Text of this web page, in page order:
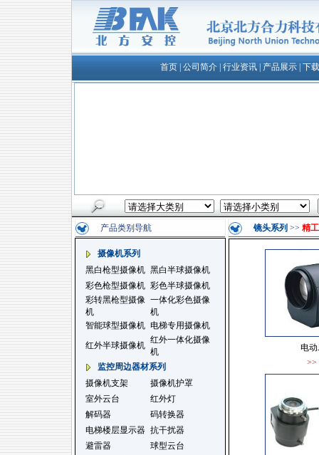
首页| 公司简介| 行业资讯| 产品展示| 下
产品类别导航 镜头系列 >> 精
电
>>
摄像机系列
黑白枪型摄像机 黑白半球摄像机
彩色枪型摄像机 彩色半球摄像机
彩转黑枪型摄像
机
一体化彩色摄像
机
智能球型摄像机 电梯专用摄像机
红外半球摄像机
红外一体化摄像
机
监控周边器材系列
摄像机支架
摄像机护罩
室外云台
红外灯
解码器
码转换器
电梯楼层显示器 抗干扰器
避雷器
球型云台